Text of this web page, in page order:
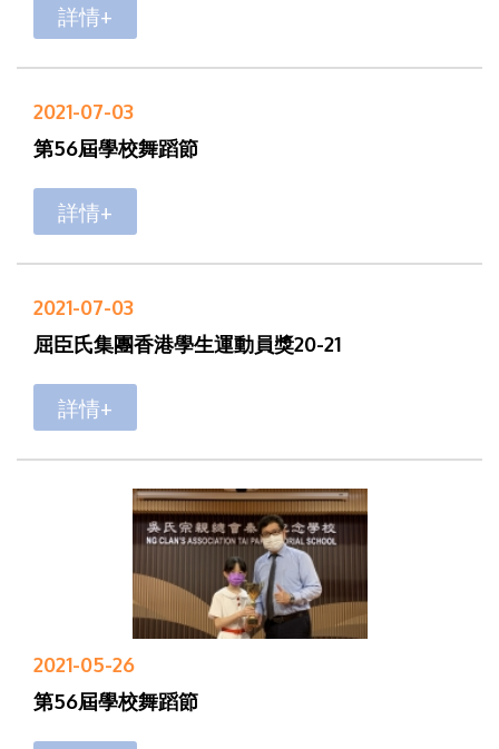
詳情+
2021-07-03
第56屆學校舞蹈節
詳情+
2021-07-03
屈臣氏集團香港學生運動員獎20-21
詳情+
2021-05-26
第56屆學校舞蹈節